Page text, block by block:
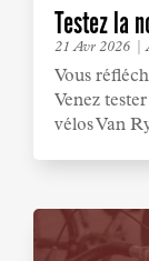
Testez la
21 Avr 2026 |
Vous
Venez
vélos Van